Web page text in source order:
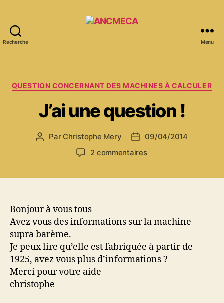
Recherche Menu
Catégories
QUESTION CONCERNANT DES MACHINES À CALCULER
J’ai une question !
Auteur
Par Christophe Mery
Date
de
09/04/2014
2 commentairessur
Bonjour à vous tous
Avez vous des informations sur la machine
supra barème.
Je peux lire qu’elle est fabriquée à partir de
1925, avez vous plus d’informations ?
Merci pour votre aide
christophe